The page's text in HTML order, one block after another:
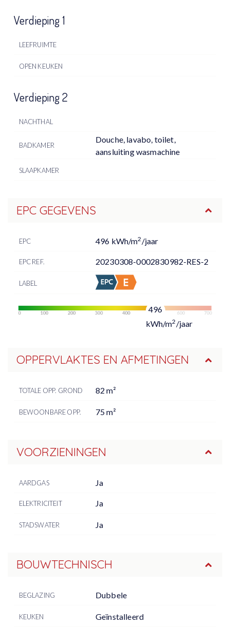
Verdieping 1
LEEFRUIMTE
OPEN KEUKEN
Verdieping 2
NACHTHAL
BADKAMER
Douche, lavabo, toilet,
aansluiting wasmachine
SLAAPKAMER
EPC GEGEVENS
EPC 496 kWh/m2 /jaar
EPC REF. 20230308-0002830982-RES-2
LABEL
496
kWh/m2 /jaar
OPPERVLAKTES EN AFMETINGEN
TOTALE OPP. GROND 82 m²
BEWOONBARE OPP. 75 m²
VOORZIENINGEN
AARDGAS Ja
ELEKTRICITEIT Ja
STADSWATER Ja
BOUWTECHNISCH
BEGLAZING Dubbele
KEUKEN Geïnstalleerd